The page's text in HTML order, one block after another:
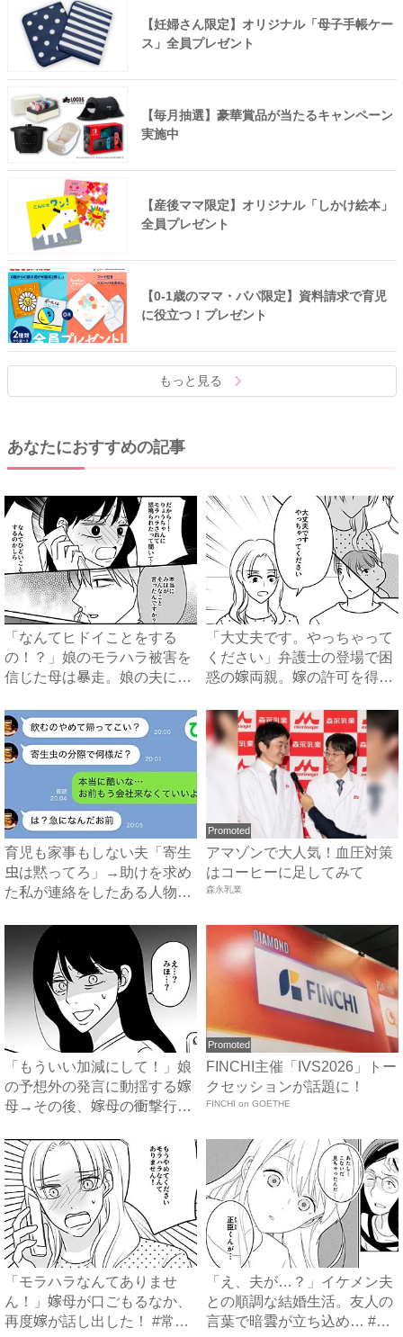
【妊婦さん限定】オリジナル「母子手帳ケー
ス」全員プレゼント
【毎月抽選】豪華賞品が当たるキャンペーン
実施中
【産後ママ限定】オリジナル「しかけ絵本」
全員プレゼント
【0-1歳のママ・パパ限定】資料請求で育児
に役立つ！プレゼント
もっと見る
あなたにおすすめの記事
「なんてヒドイことをする
の！？」娘のモラハラ被害を
信じた母は暴走。娘の夫に電
「大丈夫です。やっちゃって
ください」弁護士の登場で困
惑の嫁両親。嫁の許可を得た
育児も家事もしない夫「寄生
虫は黙ってろ」→助けを求め
た私が連絡をしたある人物と
Promoted
アマゾンで大人気！血圧対策
はコーヒーに足してみて
森永乳業
「もういい加減にして！」娘
の予想外の発言に動揺する嫁
母→その後、嫁母の衝撃行動
Promoted
FINCHI主催「IVS2026」トー
クセッションが話題に！
FINCHI on GOETHE
「モラハラなんてありませ
ん！」嫁母が口ごもるなか、
再度嫁が話し出した！ #常識
「え、夫が…？」イケメン夫
との順調な結婚生活。友人の
言葉で暗雲が立ち込め… #